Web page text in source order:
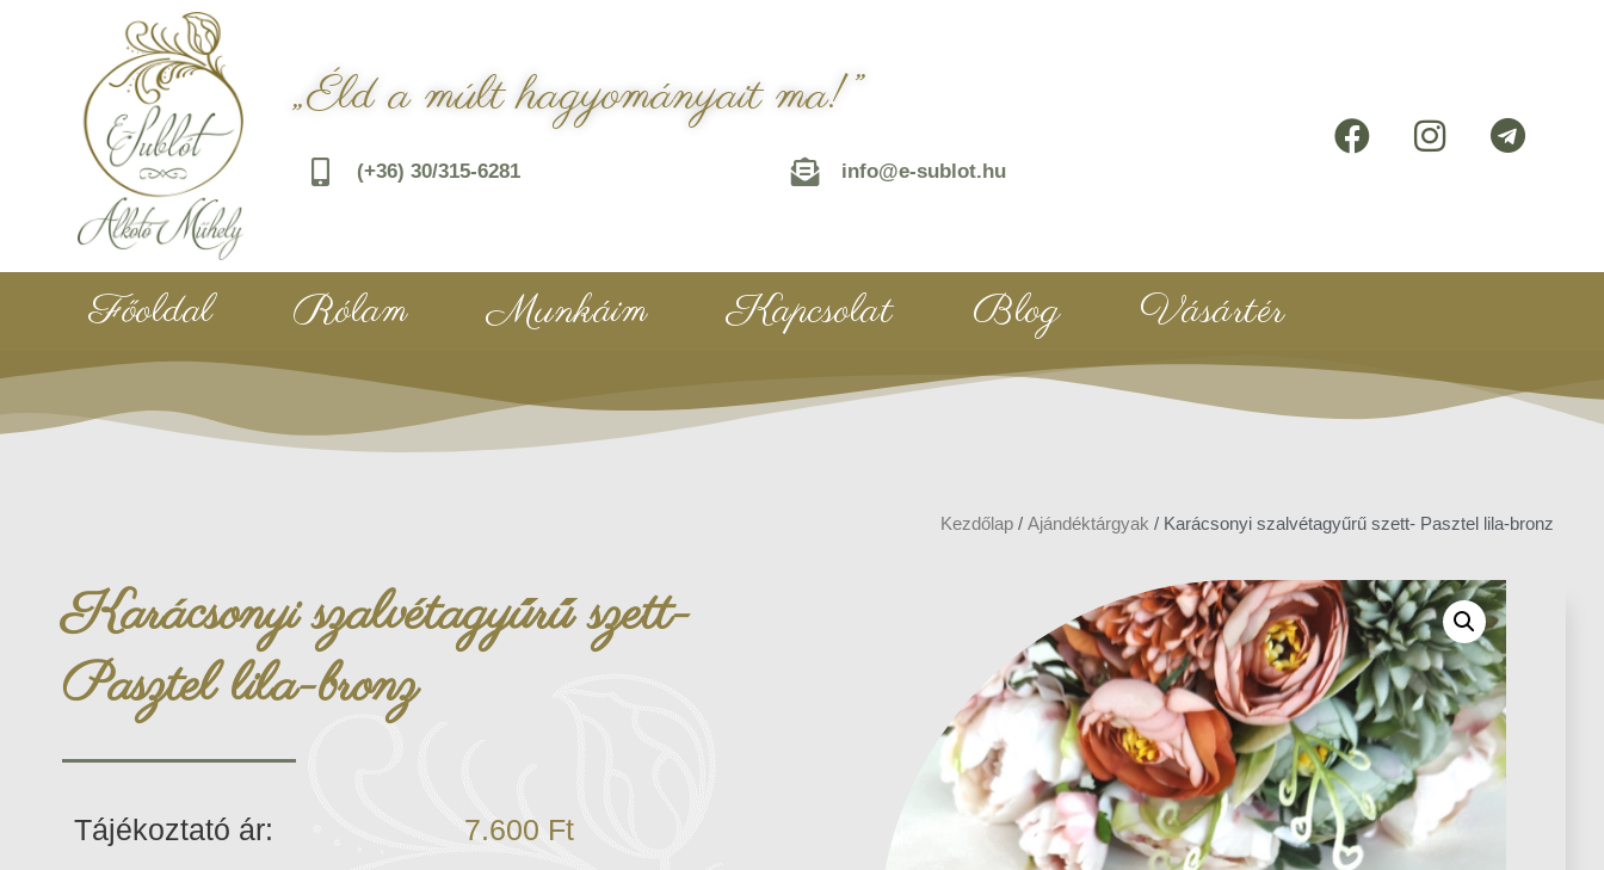
„Éld a múlt hagyományait ma!”
(+36) 30/315-6281 info@e-sublot.hu
Főoldal Rólam Munkáim Kapcsolat Blog Vásártér
Kezdőlap / Ajándéktárgyak / Karácsonyi szalvétagyűrű szett- Pasztel lila-bronz
Karácsonyi szalvétagyűrű szett-
Pasztel lila-bronz
Tájékoztató ár: 7.600 Ft